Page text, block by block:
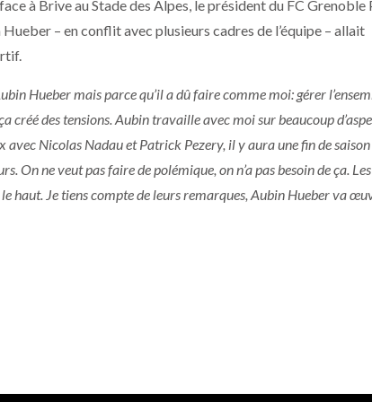
à Brive au Stade des Alpes, le président du FC Grenoble
– en conflit avec plusieurs cadres de l’équipe – allait
Hueber mais parce qu’il a dû faire comme moi: gérer
créé des tensions. Aubin travaille avec moi sur beaucoup
avec Nicolas Nadau et Patrick Pezery, il y aura une fin de
On ne veut pas faire de polémique, on n’a pas besoin de ça.
haut. Je tiens compte de leurs remarques, Aubin Hueber va